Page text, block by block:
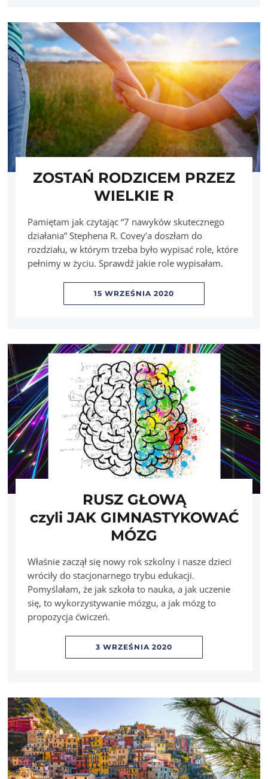
ZOSTAŃ RODZICEM PRZEZ
WIELKIE R
Pamiętam jak czytając “7 nawyków skutecznego
działania” Stephena R. Covey’a doszłam do
rozdziału, w którym trzeba było wypisać role, które
pełnimy w życiu. Sprawdź jakie role wypisałam.
15 WRZEŚNIA 2020
RUSZ GŁOWĄ
czyli JAK GIMNASTYKOWAĆ
MÓZG
Właśnie zaczął się nowy rok szkolny i nasze dzieci
wróciły do stacjonarnego trybu edukacji.
Pomyślałam, że jak szkoła to nauka, a jak uczenie
się, to wykorzystywanie mózgu, a jak mózg to
propozycja ćwiczeń.
3 WRZEŚNIA 2020